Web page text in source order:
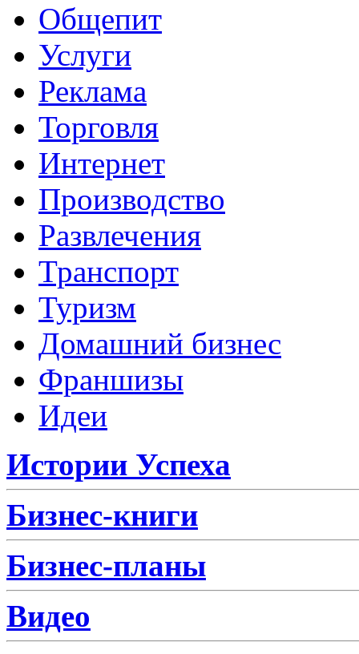
Общепит
Услуги
Реклама
Торговля
Интернет
Производство
Развлечения
Транспорт
Туризм
Домашний бизнес
Франшизы
Идеи
Истории Успеха
Бизнес-книги
Бизнес-планы
Видео